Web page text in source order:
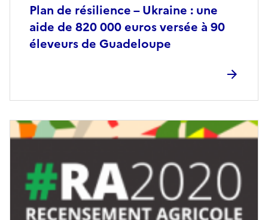
Plan de résilience – Ukraine : une
aide de 820 000 euros versée à 90
éleveurs de Guadeloupe